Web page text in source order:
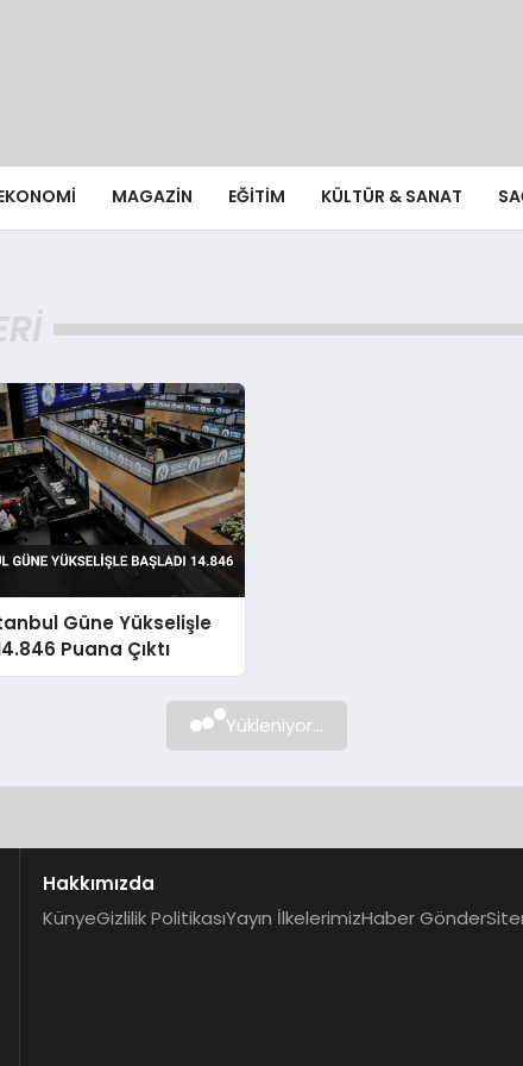
MAGAZIN EĞITIM KÜLTÜR & SANAT
Güne Yükselişle
Puana Çıktı
Yükleniyor...
Hakkımızda
KünyeGizlilik PolitikasıYayın İlkelerimizHaber Gönder